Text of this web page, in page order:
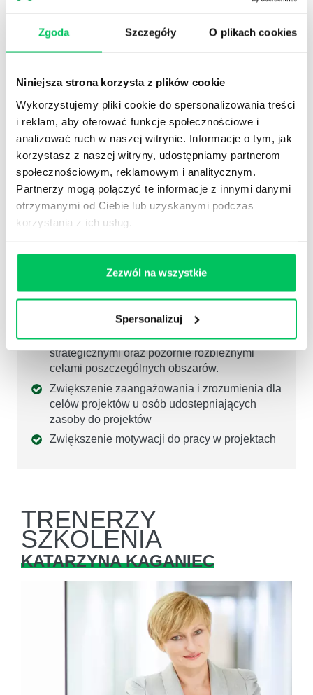
Zgoda Szczegóły O plikach cookies
Niniejsza strona korzysta z plików cookie
Wykorzystujemy pliki cookie do spersonalizowania treści
i reklam, aby oferować funkcje społecznościowe i
analizować ruch w naszej witrynie. Informacje o tym, jak
korzystasz z naszej witryny, udostępniamy partnerom
społecznościowym, reklamowym i analitycznym.
Partnerzy mogą połączyć te informacje z innymi danymi
otrzymanymi od Ciebie lub uzyskanymi podczas
korzystania z ich usług.
Zezwól na wszystkie
Spersonalizuj
Poznanie typowych technik i metod
rekomendowanych przez dobre praktyki
zarządzania projektami zgodnie ze standardem
filozofią Agile i umiejętność ich praktycznego
zastosowania w działaniach projektowych i
pracy operacyjnej.
Ułatwienia w pracach projektowych dzięki
możliwości zastosowania prostych narzędzi
zarządzania ludźmi w projekcie
Uświadomienie ścieżki rozwoju i kariery
zawodowej związanej z zarządzaniem
projektami w organizacji
KORZYŚCI WSPÓLNE:
strukturze organizacyjnej i nadania mu
poziomu priorytetu spójnego z celami
strategicznymi oraz pozornie rozbieżnymi
celami poszczególnych obszarów.
Zwiększenie zaangażowania i zrozumienia dla
celów projektów u osób udostepniających
zasoby do projektów
Zwiększenie motywacji do pracy w projektach
TRENERZY
SZKOLENIA
KATARZYNA KAGANIEC